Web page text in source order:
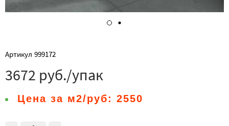
Артикул 999172
3672 руб./упак
Цена за м2/руб: 2550